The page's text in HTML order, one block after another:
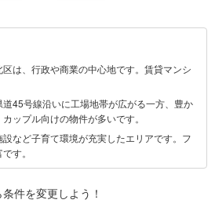
は、行政や商業の中心地です。賃貸マンシ
45号線沿いに工場地帯が広がる一方、豊か
ップル向けの物件が多いです。
など子育て環境が充実したエリアです。フ
す。
条件を変更しよう！